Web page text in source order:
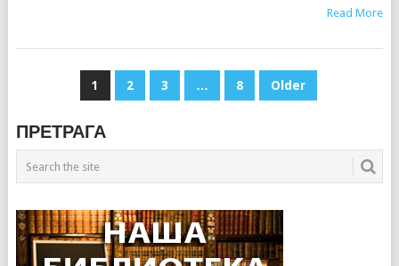
Read More
KRETANJE
1 2 3 … 8 Older
ПРЕТРАГА